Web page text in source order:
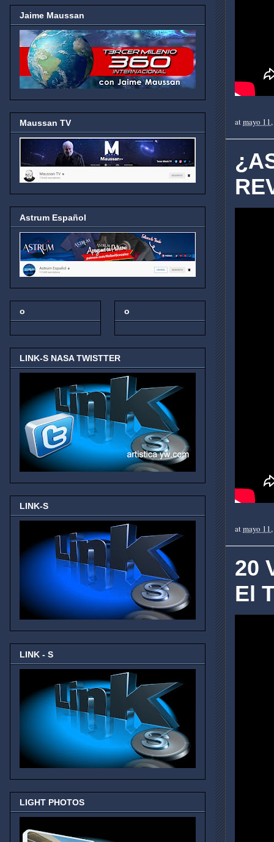
atmayo
atmayo
20
El
Jaime Maussan
Maussan TV
Astrum Español
o o
LINK-S NASA TWISTTER
LINK-S
LINK - S
LIGHT PHOTOS